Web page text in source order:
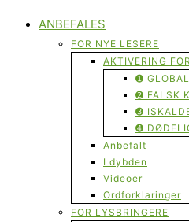
ANBEFALES
FOR NYE LESERE
AKTIVERING
➊
➋ FALSK
➌
➍
Anbefalt
I dybden
Videoer
Ordforklaringer
FOR LYSBRINGERE